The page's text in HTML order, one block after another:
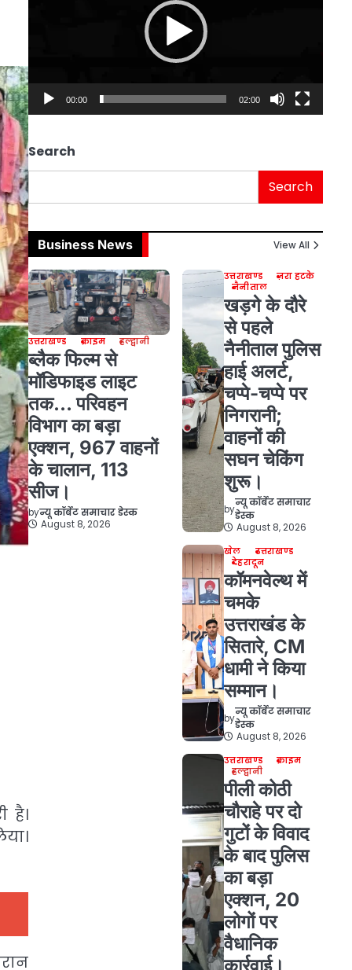
है।
00:00 02:00
Search
Search
Business News View All
उत्तराखण्ड क्राइम हल्द्वानी
ब्लैक फिल्म से
मॉडिफाइड लाइट
तक… परिवहन
विभाग का बड़ा
एक्शन, 967 वाहनों
के चालान, 113
सीज।
byन्यू कॉर्बेट समाचार डेस्क
August 8, 2026
उत्तराखण्ड
ज़रा हटके
नैनीताल
खड़गे के दौरे
से पहले
नैनीताल पुलिस
हाई अलर्ट,
चप्पे-चप्पे पर
निगरानी;
वाहनों की
सघन चेकिंग
शुरू।
by
न्यू कॉर्बेट समाचार
डेस्क
August 8, 2026
खेल
उत्तराखण्ड
देहरादून
कॉमनवेल्थ में
चमके
उत्तराखंड के
सितारे, CM
धामी ने किया
सम्मान।
by
न्यू कॉर्बेट समाचार
डेस्क
August 8, 2026
उत्तराखण्ड
क्राइम
हल्द्वानी
पीली कोठी
चौराहे पर दो
गुटों के विवाद
के बाद पुलिस
का बड़ा
एक्शन, 20
लोगों पर
वैधानिक